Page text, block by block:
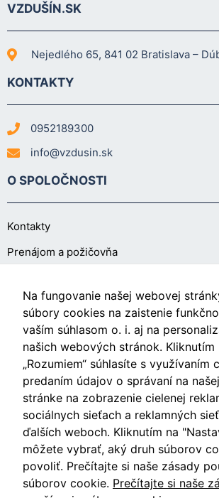
VZDUŠÍN.SK
Nejedlého 65, 841 02 Bratislava –
KONTAKTY
0952189300
info@vzdusin.sk
O SPOLOČNOSTI
Kontakty
Prenájom a požičovňa
O NÁKUPE
Obchodné podmienky
Ochrana osobných údajov
Nastavenia cookies
Videá
Blog
Na fungovanie našej webovej
súbory cookies na zaistenie
vaším súhlasom o. i. aj na
našich webových stránok. Kliknutím
„Rozumiem“ súhlasíte s využívaním
predaním údajov o správaní na
stránke na zobrazenie cielenej
sociálnych sieťach a reklamných
ďalších weboch. Kliknutím na
môžete vybrať, aký druh súborov
povoliť. Prečítajte si naše zásady
súborov cookie. Prečítajte si naše